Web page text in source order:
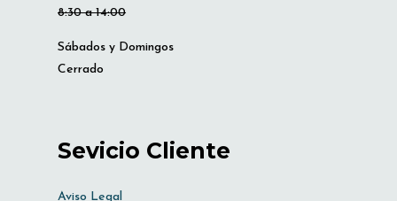
8:30 a 14:00
Sábados y Domingos
Cerrado
Sevicio Cliente
Aviso Legal